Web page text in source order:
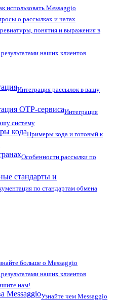
использовать Messaggio
о рассылках и чатах
понятия и выражения в
наших клиентов
Интеграция рассылок в вашу
OTP-сервисаИнтеграция
систему
кодаПримеры кода и готовый к
Особенности рассылки по
стандарты и
по стандартам обмена
больше о Messaggio
наших клиентов
нам!
MessaggioУзнайте чем Messaggio